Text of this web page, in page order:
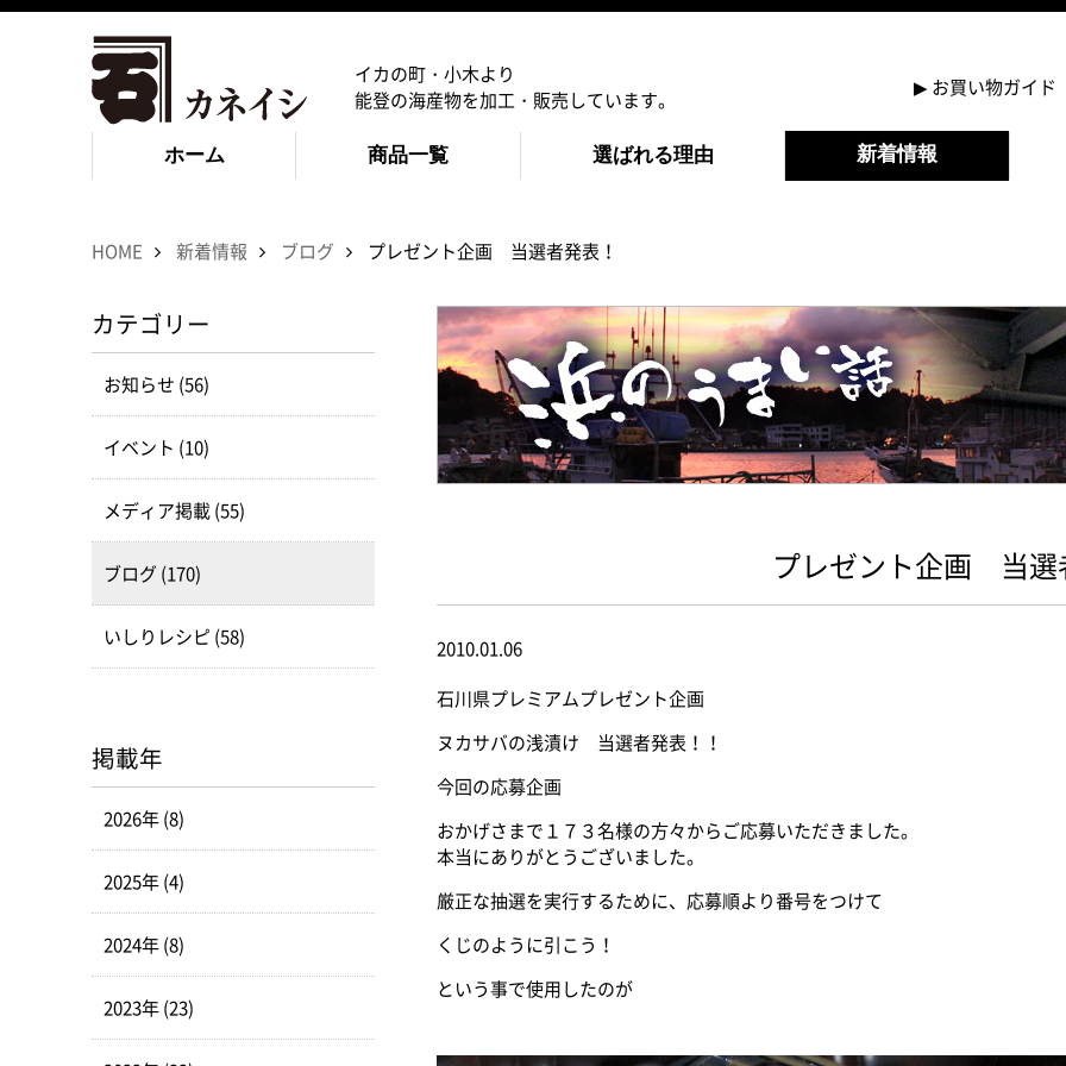
イカの町・小木より
能登の海産物を加工・販売しています。
▶お買い物ガイド
ホーム 商品一覧 選ばれる理由 新着情報
HOME 新着情報 ブログ プレゼント企画 当選者発表！
プレゼント企画 当選
2010.01.06
石川県プレミアムプレゼント企画
ヌカサバの浅漬け 当選者発表！！
今回の応募企画
おかげさまで１７３名様の方々からご応募いただきました。
本当にありがとうございました。
厳正な抽選を実行するために、応募順より番号をつけて
くじのように引こう！
という事で使用したのが
カテゴリー
お知らせ (56)
イベント (10)
メディア掲載 (55)
ブログ (170)
いしりレシピ (58)
掲載年
2026年 (8)
2025年 (4)
2024年 (8)
2023年 (23)